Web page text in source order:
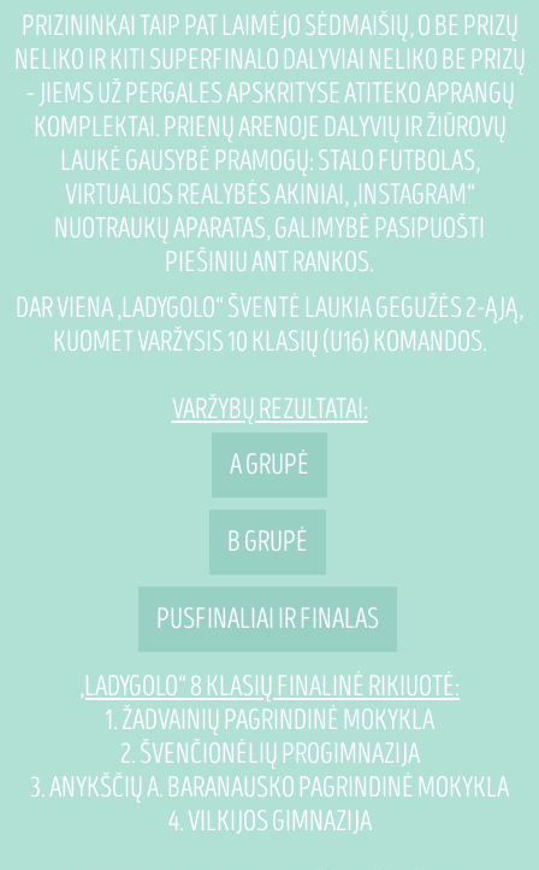
PRIZININKAI TAIP PAT LAIMĖJO SĖDMAIŠIŲ, O BE PRIZŲ
NELIKO IR KITI SUPERFINALO DALYVIAI NELIKO BE PRIZŲ
– JIEMS UŽ PERGALES APSKRITYSE ATITEKO APRANGŲ
KOMPLEKTAI. PRIENŲ ARENOJE DALYVIŲ IR ŽIŪROVŲ
LAUKĖ GAUSYBĖ PRAMOGŲ: STALO FUTBOLAS,
VIRTUALIOS REALYBĖS AKINIAI, „INSTAGRAM“
NUOTRAUKŲ APARATAS, GALIMYBĖ PASIPUOŠTI
PIEŠINIU ANT RANKOS.
DAR VIENA „LADYGOLO“ ŠVENTĖ LAUKIA GEGUŽĖS 2-ĄJĄ,
KUOMET VARŽYSIS 10 KLASIŲ (U16) KOMANDOS.
VARŽYBŲ REZULTATAI:
A GRUPĖ
B GRUPĖ
PUSFINALIAI IR FINALAS
„LADYGOLO“ 8 KLASIŲ FINALINĖ RIKIUOTĖ:
1. ŽADVAINIŲ PAGRINDINĖ MOKYKLA
2. ŠVENČIONĖLIŲ PROGIMNAZIJA
3. ANYKŠČIŲ A. BARANAUSKO PAGRINDINĖ MOKYKLA
4. VILKIJOS GIMNAZIJA